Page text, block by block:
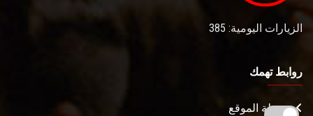
الزيارات اليومية: 385
روابط تهمك
خريطة الموقع